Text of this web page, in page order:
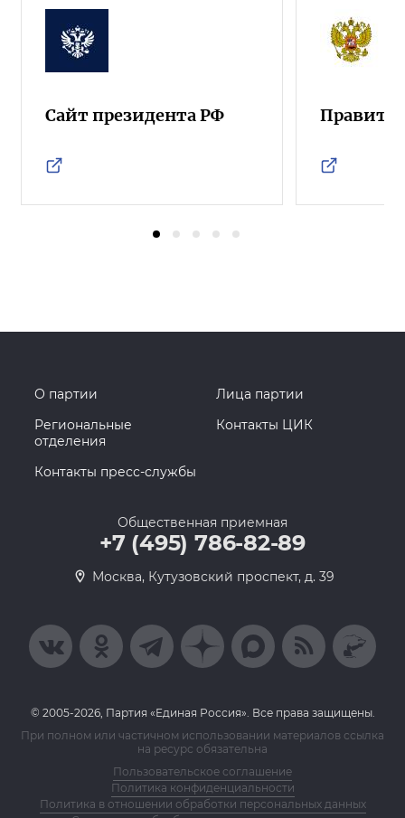
Сайт президента РФ
О партии
Лица партии
Региональные
отделения
Контакты ЦИК
Контакты пресс-службы
Общественная приемная
+7 (495) 786-82-89
Москва, Кутузовский проспект, д. 39
© 2005-2026, Партия «Единая Россия». Все права защищены.
При полном или частичном использовании материалов ссылка
на ресурс обязательна
Пользовательское соглашение
Политика конфиденциальности
Политика в отношении обработки персональных данных